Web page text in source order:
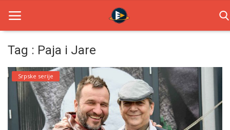
Home
Novosti
TV Serije
Tag : Paja i Jare
Srpske serije